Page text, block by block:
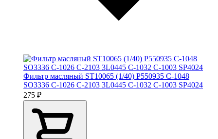
Фильтр масляный ST10065 (1/40) P550935 C-1048
SO3336 C-1026 C-2103 3L0445 C-1032 C-1003 SP4024
275 ₽